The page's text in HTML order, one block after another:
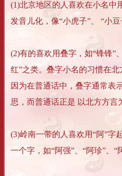
(1)北京地区的人喜欢在小名中
发音儿化，像“小虎子”、 “小豆
(2)有的喜欢用叠字，如“锋锋”
红”之类。叠字小名的习惯在
因为在普通话中，叠字通常表
思，而普通话正是 以北方方言
(3)岭南一带的人喜欢用“阿”字
一个字，如“阿强”、“阿珍”、“